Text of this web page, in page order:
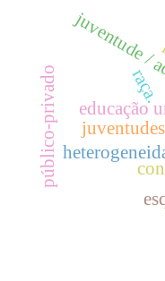
juventuderaça.
juventudes
público-privado